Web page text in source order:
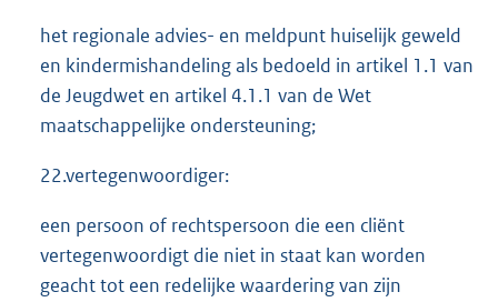
het regionale advies- en meldpunt huiselijk geweld
en kindermishandeling als bedoeld in artikel 1.1 van
de Jeugdwet en artikel 4.1.1 van de Wet
maatschappelijke ondersteuning;
22.vertegenwoordiger:
een persoon of rechtspersoon die een cliënt
vertegenwoordigt die niet in staat kan worden
geacht tot een redelijke waardering van zijn